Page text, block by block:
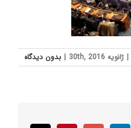
| ژانویه 30th, 2016 | بدون ديدگاه